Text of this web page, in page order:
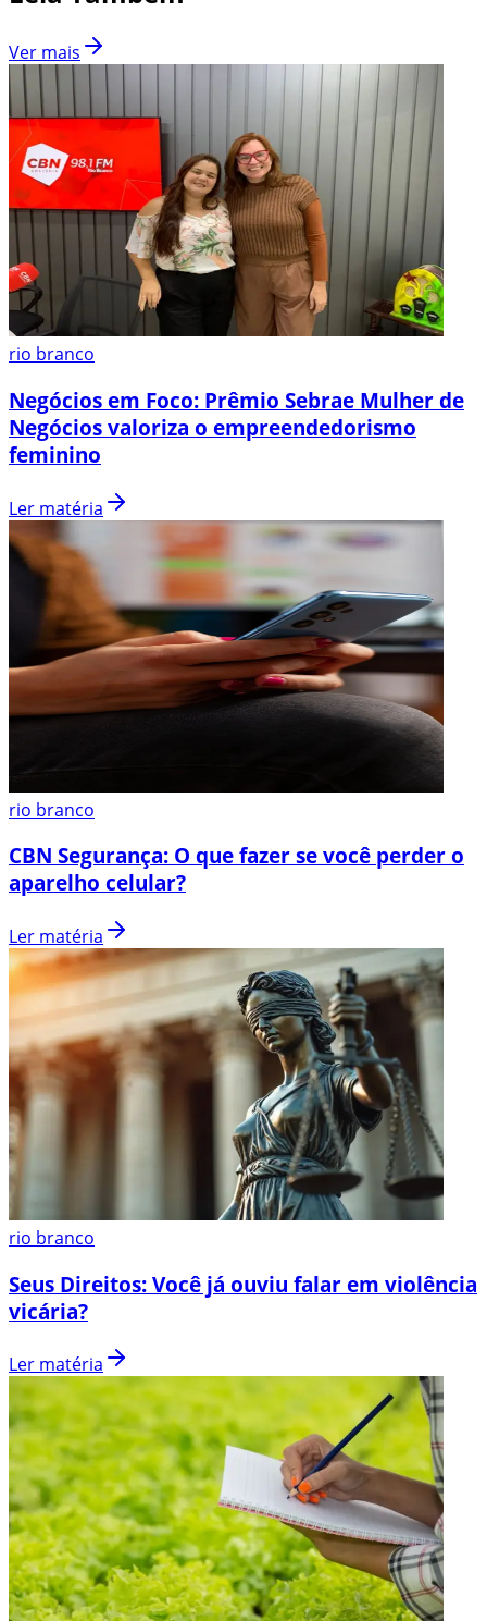
Ver mais
rio branco
Negócios em Foco: Prêmio Sebrae Mulher de
Negócios valoriza o empreendedorismo
feminino
Ler matéria
rio branco
CBN Segurança: O que fazer se você perder o
aparelho celular?
Ler matéria
rio branco
Seus Direitos: Você já ouviu falar em violência
vicária?
Ler matéria